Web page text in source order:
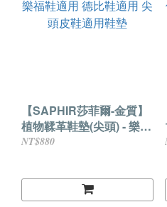
【SAPHIR莎菲爾-金質】
植物鞣革鞋墊(尖頭) - 樂福
鞋適用 德比鞋適用 尖頭皮
NT$880